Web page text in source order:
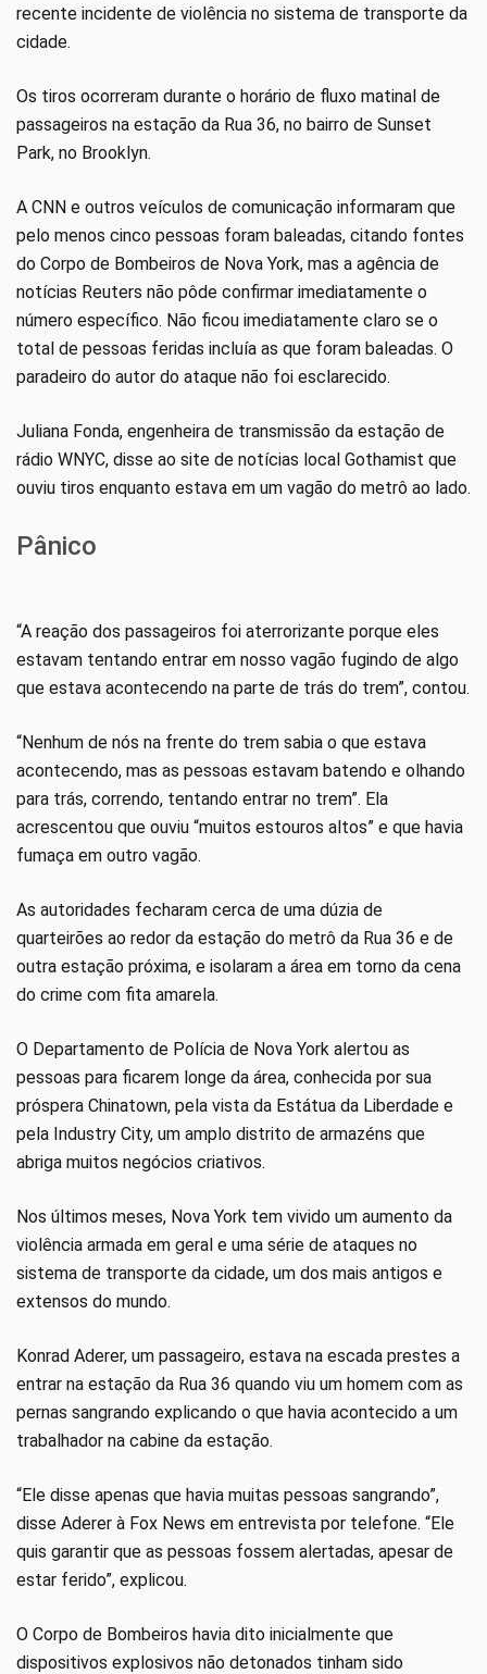
recente incidente de violência no sistema de transporte da
cidade.
Os tiros ocorreram durante o horário de fluxo matinal de
passageiros na estação da Rua 36, no bairro de Sunset
Park, no Brooklyn.
A CNN e outros veículos de comunicação informaram que
pelo menos cinco pessoas foram baleadas, citando fontes
do Corpo de Bombeiros de Nova York, mas a agência de
notícias Reuters não pôde confirmar imediatamente o
número específico. Não ficou imediatamente claro se o
total de pessoas feridas incluía as que foram baleadas. O
paradeiro do autor do ataque não foi esclarecido.
Juliana Fonda, engenheira de transmissão da estação de
rádio WNYC, disse ao site de notícias local Gothamist que
ouviu tiros enquanto estava em um vagão do metrô ao lado.
Pânico
“A reação dos passageiros foi aterrorizante porque eles
estavam tentando entrar em nosso vagão fugindo de algo
que estava acontecendo na parte de trás do trem”, contou.
“Nenhum de nós na frente do trem sabia o que estava
acontecendo, mas as pessoas estavam batendo e olhando
para trás, correndo, tentando entrar no trem”. Ela
acrescentou que ouviu “muitos estouros altos” e que havia
fumaça em outro vagão.
As autoridades fecharam cerca de uma dúzia de
quarteirões ao redor da estação do metrô da Rua 36 e de
outra estação próxima, e isolaram a área em torno da cena
do crime com fita amarela.
O Departamento de Polícia de Nova York alertou as
pessoas para ficarem longe da área, conhecida por sua
próspera Chinatown, pela vista da Estátua da Liberdade e
pela Industry City, um amplo distrito de armazéns que
abriga muitos negócios criativos.
Nos últimos meses, Nova York tem vivido um aumento da
violência armada em geral e uma série de ataques no
sistema de transporte da cidade, um dos mais antigos e
extensos do mundo.
Konrad Aderer, um passageiro, estava na escada prestes a
entrar na estação da Rua 36 quando viu um homem com as
pernas sangrando explicando o que havia acontecido a um
trabalhador na cabine da estação.
“Ele disse apenas que havia muitas pessoas sangrando”,
disse Aderer à Fox News em entrevista por telefone. “Ele
quis garantir que as pessoas fossem alertadas, apesar de
estar ferido”, explicou.
O Corpo de Bombeiros havia dito inicialmente que
dispositivos explosivos não detonados tinham sido